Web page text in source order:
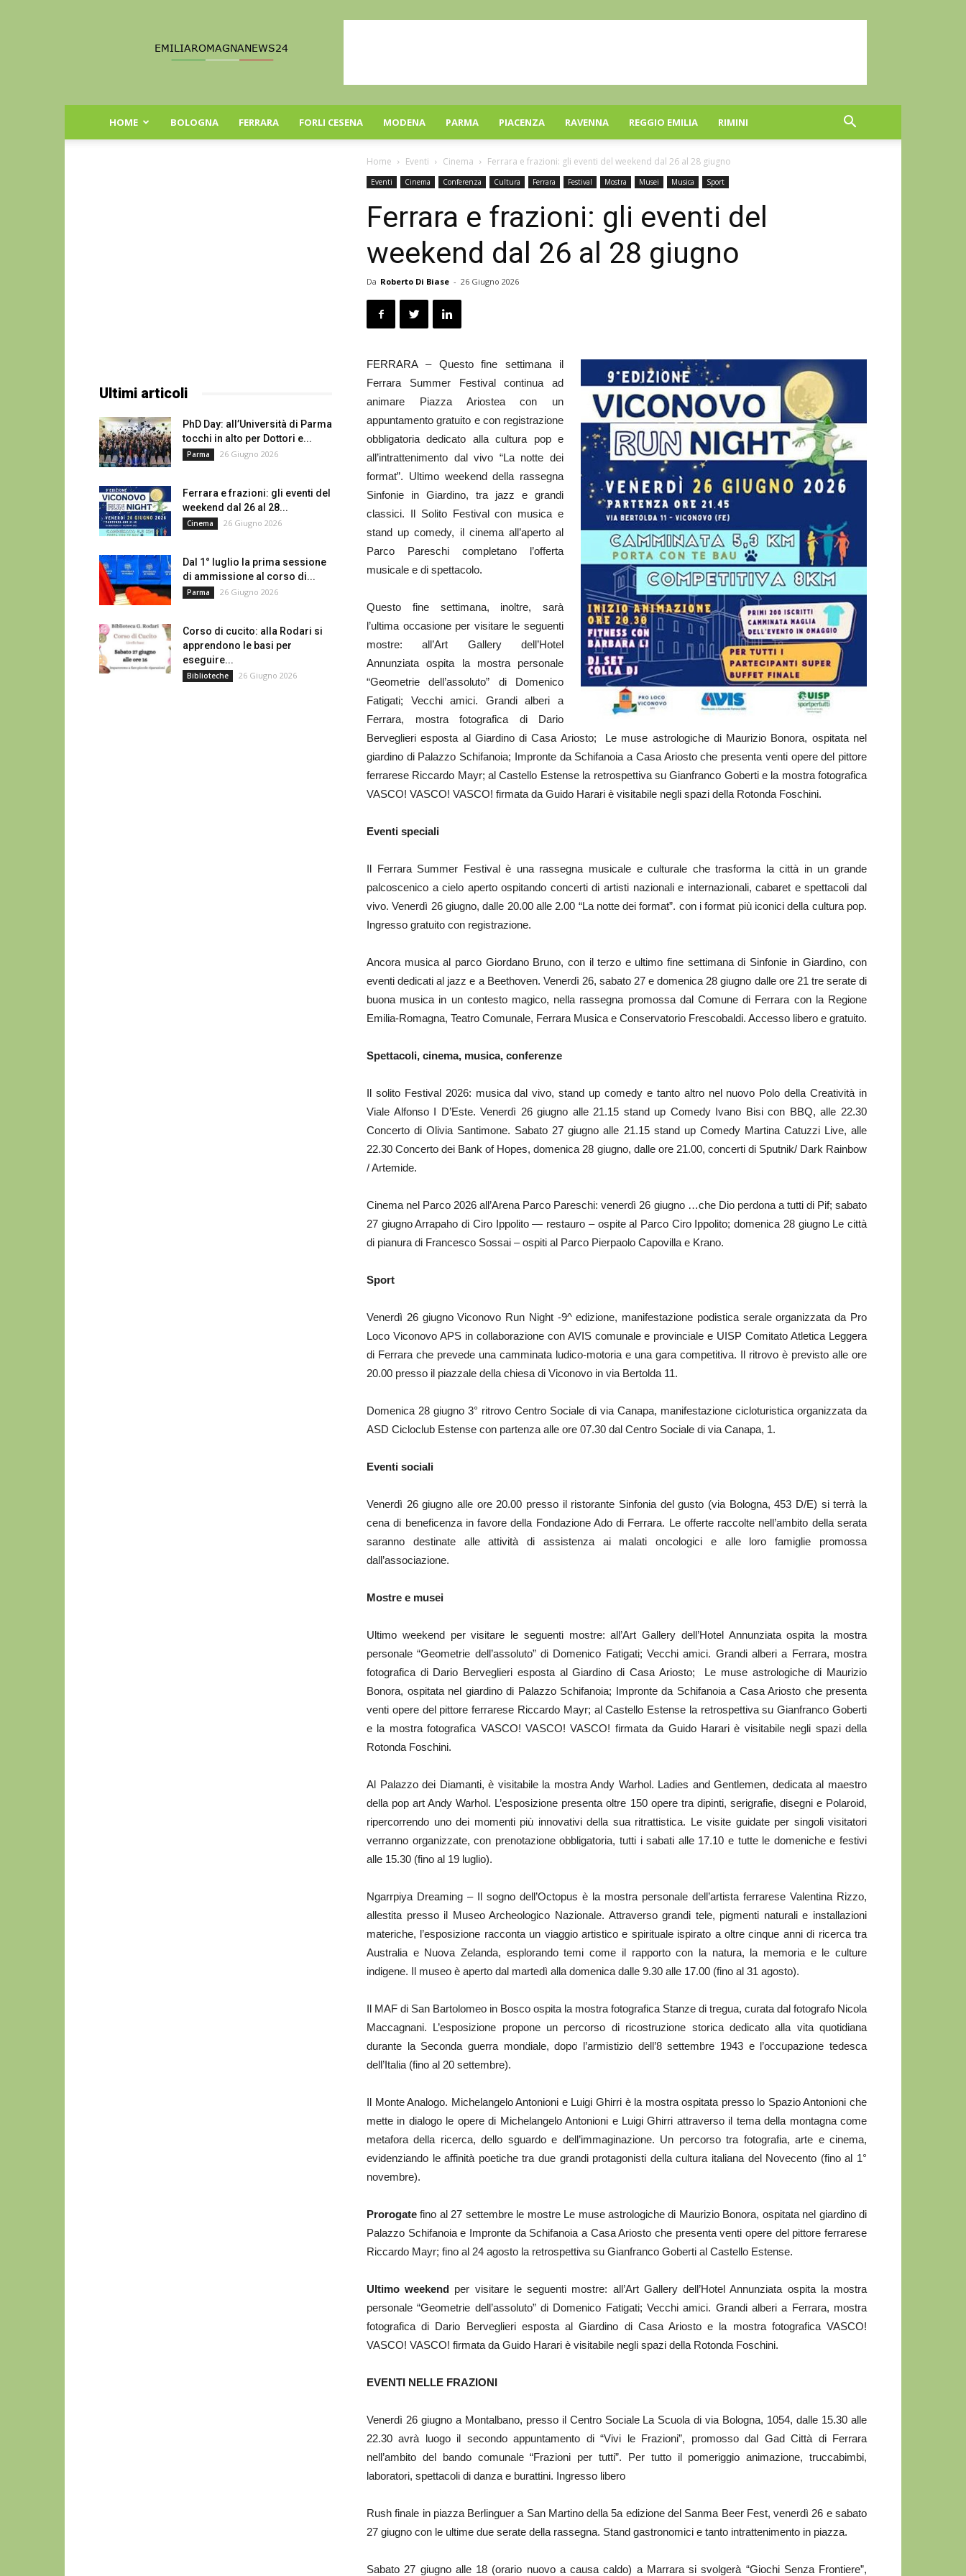
Romagna
HOME BOLOGNA FERRARA FORLI CESENA MODENA PARMA PIACENZA RAVENNA REGGIO EMILIA RIMINI
Home Eventi Cinema Ferrara e frazioni: gli eventi del weekend dal 26 al 28 giugno
Eventi Cinema Conferenza Cultura Ferrara Festival Mostra Musei Musica Sport
Ferrara e frazioni: gli eventi del
weekend dal 26 al 28 giugno
Da Roberto Di Biase - 26 Giugno 2026
FERRARA – Questo fine settimana il
Ferrara Summer Festival continua ad
animare Piazza Ariostea con un
appuntamento gratuito e con registrazione
obbligatoria dedicato alla cultura pop e
all’intrattenimento dal vivo “La notte dei
format”. Ultimo weekend della rassegna
Sinfonie in Giardino, tra jazz e grandi
classici. Il Solito Festival con musica e
stand up comedy, il cinema all’aperto al
Parco Pareschi completano l’offerta
musicale e di spettacolo.
Questo fine settimana, inoltre, sarà
l’ultima occasione per visitare le seguenti
mostre: all’Art Gallery dell’Hotel
Annunziata ospita la mostra personale
“Geometrie dell’assoluto” di Domenico
Fatigati; Vecchi amici. Grandi alberi a
Ferrara, mostra fotografica di Dario
Berveglieri esposta al Giardino di Casa Ariosto; Le muse astrologiche di Maurizio Bonora, ospitata nel
giardino di Palazzo Schifanoia; Impronte da Schifanoia a Casa Ariosto che presenta venti opere del pittore
ferrarese Riccardo Mayr; al Castello Estense la retrospettiva su Gianfranco Goberti e la mostra fotografica
VASCO! VASCO! VASCO! firmata da Guido Harari è visitabile negli spazi della Rotonda Foschini.
Eventi speciali
Il Ferrara Summer Festival è una rassegna musicale e culturale che trasforma la città in un grande
palcoscenico a cielo aperto ospitando concerti di artisti nazionali e internazionali, cabaret e spettacoli dal
vivo. Venerdì 26 giugno, dalle 20.00 alle 2.00 “La notte dei format”. con i format più iconici della cultura pop.
Ingresso gratuito con registrazione.
Ancora musica al parco Giordano Bruno, con il terzo e ultimo fine settimana di Sinfonie in Giardino, con
eventi dedicati al jazz e a Beethoven. Venerdì 26, sabato 27 e domenica 28 giugno dalle ore 21 tre serate di
buona musica in un contesto magico, nella rassegna promossa dal Comune di Ferrara con la Regione
Emilia-Romagna, Teatro Comunale, Ferrara Musica e Conservatorio Frescobaldi. Accesso libero e gratuito.
Spettacoli, cinema, musica, conferenze
Il solito Festival 2026: musica dal vivo, stand up comedy e tanto altro nel nuovo Polo della Creatività in
Viale Alfonso I D’Este. Venerdì 26 giugno alle 21.15 stand up Comedy Ivano Bisi con BBQ, alle 22.30
Concerto di Olivia Santimone. Sabato 27 giugno alle 21.15 stand up Comedy Martina Catuzzi Live, alle
22.30 Concerto dei Bank of Hopes, domenica 28 giugno, dalle ore 21.00, concerti di Sputnik/ Dark Rainbow
/ Artemide.
Cinema nel Parco 2026 all’Arena Parco Pareschi: venerdì 26 giugno …che Dio perdona a tutti di Pif; sabato
27 giugno Arrapaho di Ciro Ippolito — restauro – ospite al Parco Ciro Ippolito; domenica 28 giugno Le città
di pianura di Francesco Sossai – ospiti al Parco Pierpaolo Capovilla e Krano.
Sport
Venerdì 26 giugno Viconovo Run Night -9^ edizione, manifestazione podistica serale organizzata da Pro
Loco Viconovo APS in collaborazione con AVIS comunale e provinciale e UISP Comitato Atletica Leggera
di Ferrara che prevede una camminata ludico-motoria e una gara competitiva. Il ritrovo è previsto alle ore
20.00 presso il piazzale della chiesa di Viconovo in via Bertolda 11.
Domenica 28 giugno 3° ritrovo Centro Sociale di via Canapa, manifestazione cicloturistica organizzata da
ASD Cicloclub Estense con partenza alle ore 07.30 dal Centro Sociale di via Canapa, 1.
Eventi sociali
Venerdì 26 giugno alle ore 20.00 presso il ristorante Sinfonia del gusto (via Bologna, 453 D/E) si terrà la
cena di beneficenza in favore della Fondazione Ado di Ferrara. Le offerte raccolte nell’ambito della serata
saranno destinate alle attività di assistenza ai malati oncologici e alle loro famiglie promossa
dall’associazione.
Mostre e musei
Ultimo weekend per visitare le seguenti mostre: all’Art Gallery dell’Hotel Annunziata ospita la mostra
personale “Geometrie dell’assoluto” di Domenico Fatigati; Vecchi amici. Grandi alberi a Ferrara, mostra
fotografica di Dario Berveglieri esposta al Giardino di Casa Ariosto; Le muse astrologiche di Maurizio
Bonora, ospitata nel giardino di Palazzo Schifanoia; Impronte da Schifanoia a Casa Ariosto che presenta
venti opere del pittore ferrarese Riccardo Mayr; al Castello Estense la retrospettiva su Gianfranco Goberti
e la mostra fotografica VASCO! VASCO! VASCO! firmata da Guido Harari è visitabile negli spazi della
Rotonda Foschini.
Al Palazzo dei Diamanti, è visitabile la mostra Andy Warhol. Ladies and Gentlemen, dedicata al maestro
della pop art Andy Warhol. L’esposizione presenta oltre 150 opere tra dipinti, serigrafie, disegni e Polaroid,
ripercorrendo uno dei momenti più innovativi della sua ritrattistica. Le visite guidate per singoli visitatori
verranno organizzate, con prenotazione obbligatoria, tutti i sabati alle 17.10 e tutte le domeniche e festivi
alle 15.30 (fino al 19 luglio).
Ngarrpiya Dreaming – Il sogno dell’Octopus è la mostra personale dell’artista ferrarese Valentina Rizzo,
allestita presso il Museo Archeologico Nazionale. Attraverso grandi tele, pigmenti naturali e installazioni
materiche, l’esposizione racconta un viaggio artistico e spirituale ispirato a oltre cinque anni di ricerca tra
Australia e Nuova Zelanda, esplorando temi come il rapporto con la natura, la memoria e le culture
indigene. Il museo è aperto dal martedì alla domenica dalle 9.30 alle 17.00 (fino al 31 agosto).
Il MAF di San Bartolomeo in Bosco ospita la mostra fotografica Stanze di tregua, curata dal fotografo Nicola
Maccagnani. L’esposizione propone un percorso di ricostruzione storica dedicato alla vita quotidiana
durante la Seconda guerra mondiale, dopo l’armistizio dell’8 settembre 1943 e l’occupazione tedesca
dell’Italia (fino al 20 settembre).
Il Monte Analogo. Michelangelo Antonioni e Luigi Ghirri è la mostra ospitata presso lo Spazio Antonioni che
mette in dialogo le opere di Michelangelo Antonioni e Luigi Ghirri attraverso il tema della montagna come
metafora della ricerca, dello sguardo e dell’immaginazione. Un percorso tra fotografia, arte e cinema,
evidenziando le affinità poetiche tra due grandi protagonisti della cultura italiana del Novecento (fino al 1°
novembre).
Prorogatefino al 27 settembre le mostre Le muse astrologiche di Maurizio Bonora, ospitata nel giardino di
Palazzo Schifanoia e Impronte da Schifanoia a Casa Ariosto che presenta venti opere del pittore ferrarese
Riccardo Mayr; fino al 24 agosto la retrospettiva su Gianfranco Goberti al Castello Estense.
Ultimo weekend per visitare le seguenti mostre: all’Art Gallery dell’Hotel Annunziata ospita la mostra
personale “Geometrie dell’assoluto” di Domenico Fatigati; Vecchi amici. Grandi alberi a Ferrara, mostra
fotografica di Dario Berveglieri esposta al Giardino di Casa Ariosto e la mostra fotografica VASCO!
VASCO! VASCO! firmata da Guido Harari è visitabile negli spazi della Rotonda Foschini.
EVENTI NELLE FRAZIONI
Venerdì 26 giugno a Montalbano, presso il Centro Sociale La Scuola di via Bologna, 1054, dalle 15.30 alle
22.30 avrà luogo il secondo appuntamento di “Vivi le Frazioni”, promosso dal Gad Città di Ferrara
nell’ambito del bando comunale “Frazioni per tutti”. Per tutto il pomeriggio animazione, truccabimbi,
laboratori, spettacoli di danza e burattini. Ingresso libero
Rush finale in piazza Berlinguer a San Martino della 5a edizione del Sanma Beer Fest, venerdì 26 e sabato
27 giugno con le ultime due serate della rassegna. Stand gastronomici e tanto intrattenimento in piazza.
Sabato 27 giugno alle 18 (orario nuovo a causa caldo) a Marrara si svolgerà “Giochi Senza Frontiere”,
Ultimi articoli
PhD Day: all’Università di Parma
tocchi in alto per Dottori e...
Parma 26 Giugno 2026
Ferrara e frazioni: gli eventi del
weekend dal 26 al 28...
Cinema 26 Giugno 2026
Dal 1° luglio la prima sessione
di ammissione al corso di...
Parma 26 Giugno 2026
Corso di cucito: alla Rodari si
apprendono le basi per
eseguire...
Biblioteche 26 Giugno 2026